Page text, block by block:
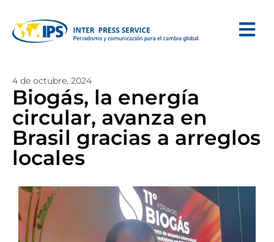
4 de octubre, 2024
Biogás, la energía
circular, avanza en
Brasil gracias a arreglos
locales